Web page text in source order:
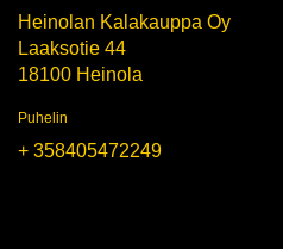
Heinolan Kalakauppa Oy
Laaksotie 44
18100 Heinola
Puhelin
+ 358405472249